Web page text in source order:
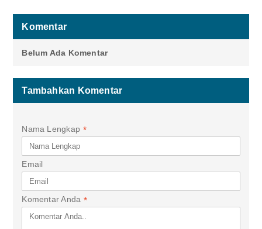
Komentar
Belum Ada Komentar
Tambahkan Komentar
Nama Lengkap *
Email
Komentar Anda *